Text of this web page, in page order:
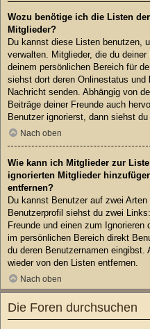
Wozu benötige ich die Listen
Mitglieder?
Du kannst diese Listen benutzen,
verwalten. Mitglieder, die du
deinem persönlichen Bereich für
siehst dort deren Onlinestatus
Nachricht senden. Abhängig von
Beiträge deiner Freunde auch
Benutzer ignorierst, dann siehst
Nach oben
Wie kann ich Mitglieder zur
ignorierten Mitglieder
entfernen?
Du kannst Benutzer auf zwei
Benutzerprofil siehst du zwei
Freunde und einen zum
im persönlichen Bereich direkt
du deren Benutzernamen
wieder von den Listen entfernen.
Nach oben
Die Foren durchsuchen